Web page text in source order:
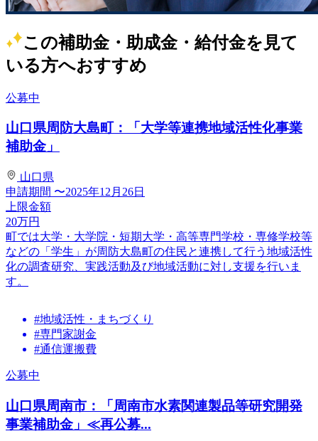
この補助金・助成金・給付金を見て
いる方へおすすめ
公募中
山口県周防大島町：「大学等連携地域活性化事業
補助金」
山口県
申請期間 〜2025年12月26日
上限金額
20万円
町では大学・大学院・短期大学・高等専門学校・専修学校等
などの「学生」が周防大島町の住民と連携して行う地域活性
化の調査研究、実践活動及び地域活動に対し支援を行いま
す。
#地域活性・まちづくり
#専門家謝金
#通信運搬費
公募中
山口県周南市：「周南市水素関連製品等研究開発
事業補助金」≪再公募...